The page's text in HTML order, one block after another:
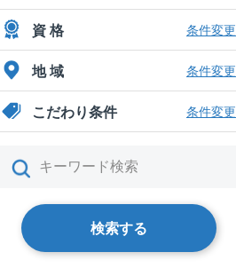
資 格 条件変更
地 域 条件変更
こだわり条件 条件変更
検索する